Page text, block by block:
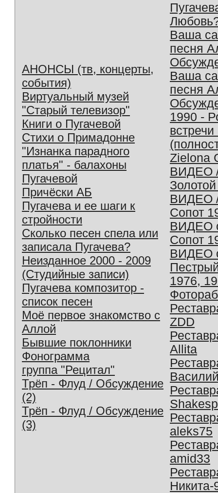
АНОНСЫ (тв, концерты,
события)
Виртуальный музей
"Старый телевизор"
Книги о Пугачевой
Стихи о Примадонне
"Изнанка парадного
платья" - балахоны
Пугачевой
Причёски АБ
Пугачева и ее шаги к
стройности
Сколько песен спела или
записала Пугачева?
Неизданное 2000 - 2009
(Студийные записи)
Пугачева композитор -
список песен
Моё первое знакомство с
Аллой
Бывшие поклонники
Фонограмма
группа "Рецитал"
Трёп - Флуд / Обсуждение
(2)
Трёп - Флуд / Обсуждение
(3)
Ваша
песня
Ваша
песня
1990 -
Zielona
ВИДЕО
ВИДЕО
Сопот
ВИДЕО
Сопот
ВИДЕО
1976,
ZDD
Allita
aleks75
amid33
Никита-